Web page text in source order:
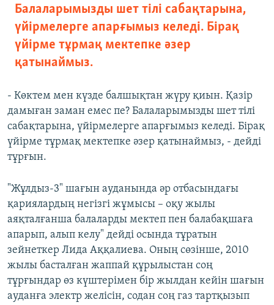
Балаларымызды шет тілі сабақтарына,
үйірмелерге апарғымыз келеді. Бірақ
үйірме тұрмақ мектепке әзер
қатынаймыз.
- Көктем мен күзде балшықтан жүру қиын. Қазір
дамыған заман емес пе? Балаларымызды шет тілі
сабақтарына, үйірмелерге апарғымыз келеді. Бірақ
үйірме тұрмақ мектепке әзер қатынаймыз, - дейді
тұрғын.
"Жұлдыз-3" шағын ауданында әр отбасындағы
қариялардың негізгі жұмысы – оқу жылы
аяқталғанша балаларды мектеп пен балабақшаға
апарып, алып келу" дейді осында тұратын
зейнеткер Лида Аққалиева. Оның сөзінше, 2010
жылы басталған жаппай құрылыстан соң
тұрғындар өз күштерімен бір жылдан кейін шағын
ауданға электр желісін, содан соң газ тартқызып